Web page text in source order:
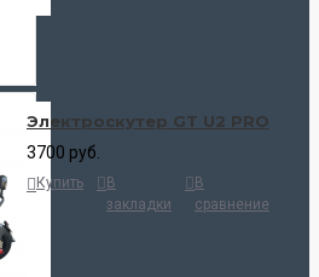
Электроскутер GT U2 PRO
3700 руб.
Купить
В
закладки
В
сравнение